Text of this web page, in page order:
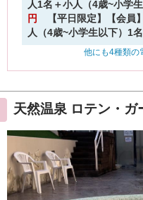
天然温泉 ロテン・ガ